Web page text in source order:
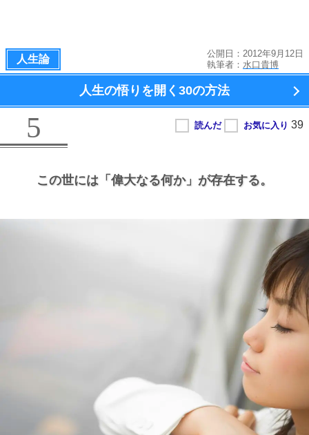
人生論
公開日：2012年9月12日
執筆者： 水口貴博
人生の悟りを開く 30の方法
5
この世には 「偉大なる何か」が存在する。